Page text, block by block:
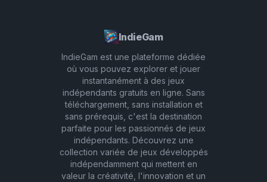
IndieGam
IndieGam est une plateforme dédiée
où vous pouvez explorer et jouer
instantanément à des jeux
indépendants gratuits en ligne. Sans
téléchargement, sans installation et
sans prérequis, c'est la destination
parfaite pour les passionnés de jeux
indépendants. Découvrez une
collection variée de jeux développés
indépendamment qui mettent en
valeur la créativité, l'innovation et un